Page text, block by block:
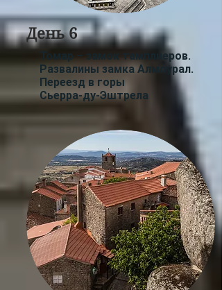
День 6
Томар – замок тамплиеров.
Развалины замка Алмоурал.
Переезд в горы
Сьерра-ду-Эштрела